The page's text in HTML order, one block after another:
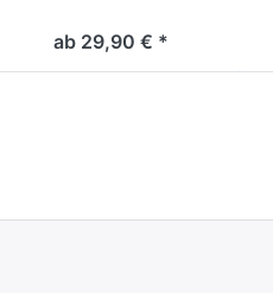
ab 29,90 € *